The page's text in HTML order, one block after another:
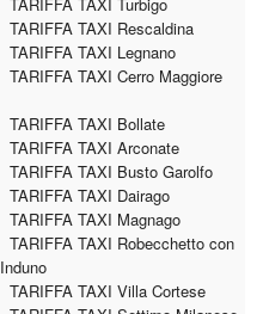
TARIFFA TAXI Rescaldina
TARIFFA TAXI Legnano
TARIFFA TAXI Cerro Maggiore
TARIFFA TAXI Bollate
TARIFFA TAXI Arconate
TARIFFA TAXI Busto Garolfo
TARIFFA TAXI Dairago
TARIFFA TAXI Magnago
TARIFFA TAXI Robecchetto con
Induno
TARIFFA TAXI Villa Cortese